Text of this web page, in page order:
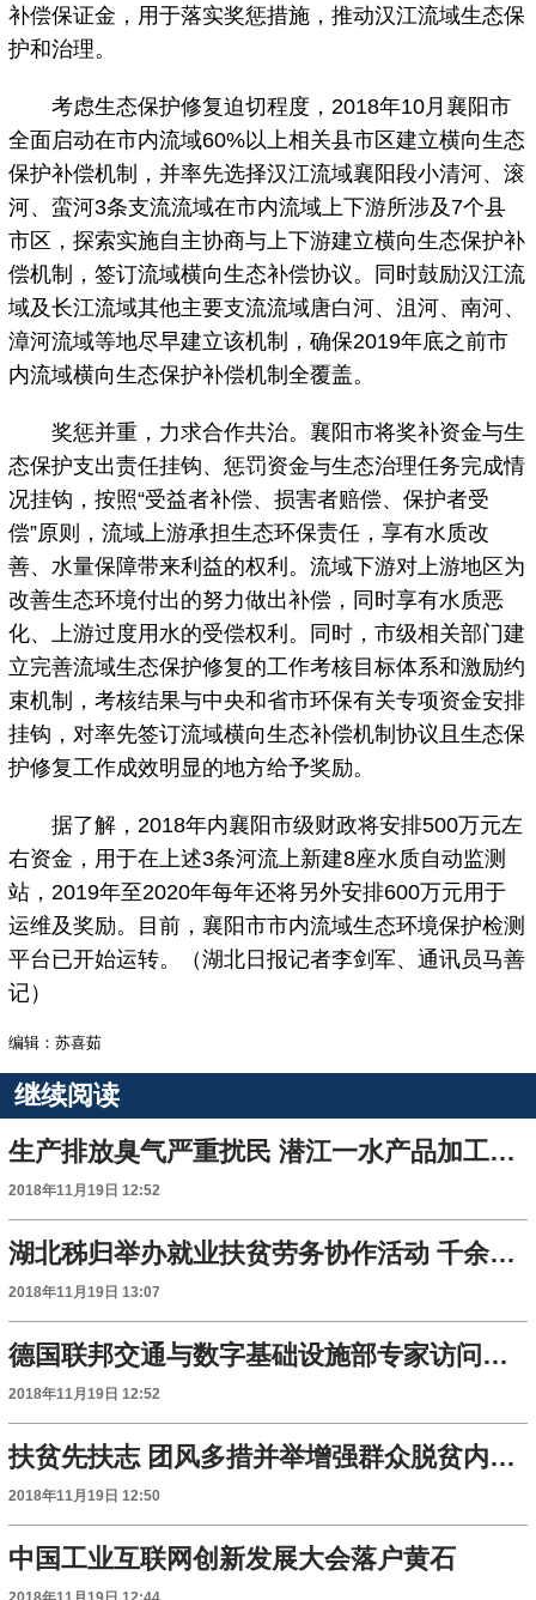
补偿保证金，用于落实奖惩措施，推动汉江流域生态保
护和治理。
考虑生态保护修复迫切程度，2018年10月襄阳市
全面启动在市内流域60%以上相关县市区建立横向生态
保护补偿机制，并率先选择汉江流域襄阳段小清河、滚
河、蛮河3条支流流域在市内流域上下游所涉及7个县
市区，探索实施自主协商与上下游建立横向生态保护补
偿机制，签订流域横向生态补偿协议。同时鼓励汉江流
域及长江流域其他主要支流流域唐白河、沮河、南河、
漳河流域等地尽早建立该机制，确保2019年底之前市
内流域横向生态保护补偿机制全覆盖。
奖惩并重，力求合作共治。襄阳市将奖补资金与生
态保护支出责任挂钩、惩罚资金与生态治理任务完成情
况挂钩，按照“受益者补偿、损害者赔偿、保护者受
偿”原则，流域上游承担生态环保责任，享有水质改
善、水量保障带来利益的权利。流域下游对上游地区为
改善生态环境付出的努力做出补偿，同时享有水质恶
化、上游过度用水的受偿权利。同时，市级相关部门建
立完善流域生态保护修复的工作考核目标体系和激励约
束机制，考核结果与中央和省市环保有关专项资金安排
挂钩，对率先签订流域横向生态补偿机制协议且生态保
护修复工作成效明显的地方给予奖励。
据了解，2018年内襄阳市级财政将安排500万元左
右资金，用于在上述3条河流上新建8座水质自动监测
站，2019年至2020年每年还将另外安排600万元用于
运维及奖励。目前，襄阳市市内流域生态环境保护检测
平台已开始运转。（湖北日报记者李剑军、通讯员马善
记）
编辑：苏喜茹
继续阅读
生产排放臭气严重扰民 潜江一水产品加工企业被处罚
2018年11月19日 12:52
湖北秭归举办就业扶贫劳务协作活动 千余人赶集求职
2018年11月19日 13:07
德国联邦交通与数字基础设施部专家访问三峡
2018年11月19日 12:52
扶贫先扶志 团风多措并举增强群众脱贫内生动力
2018年11月19日 12:50
中国工业互联网创新发展大会落户黄石
2018年11月19日 12:44